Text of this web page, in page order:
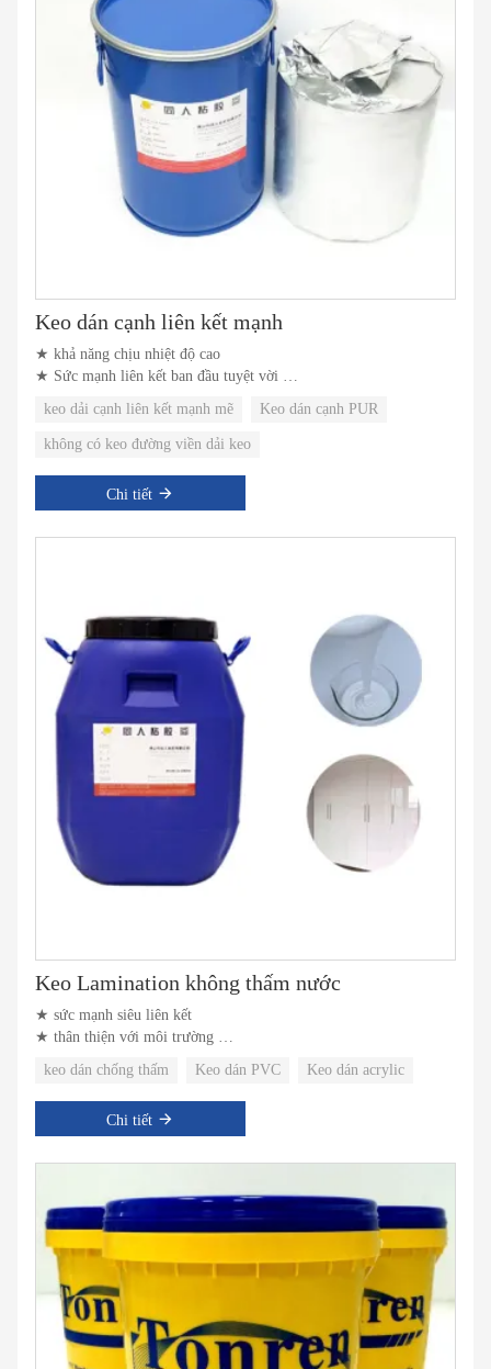
Keo dán cạnh liên kết mạnh
★ khả năng chịu nhiệt độ cao
★ Sức mạnh liên kết ban đầu tuyệt vời
keo dải cạnh liên kết mạnh mẽ Keo dán cạnh PUR
không có keo đường viền dải keo
Chi tiết
Keo Lamination không thấm nước
★ sức mạnh siêu liên kết
★ thân thiện với môi trường
keo dán chống thấm Keo dán PVC Keo dán acrylic
Chi tiết